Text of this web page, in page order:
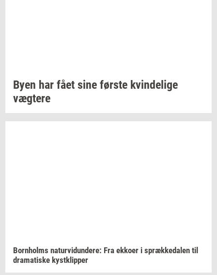
Byen har fået sine før­ste kvin­de­li­ge
væg­te­re
Born­holms na­tur­vi­dun­de­re: Fra ek­ko­er i spræk­ke­da­len til
dra­ma­ti­ske kyst­klip­per